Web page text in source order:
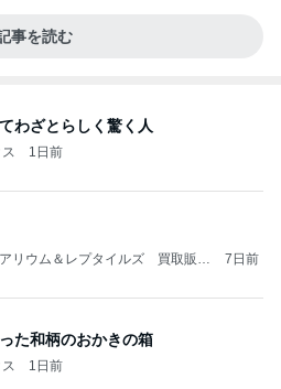
事を読む
わざとらしく驚く人
1日前
リウム＆レプタイルズ 買取販売
7日前
た和柄のおかきの箱
1日前